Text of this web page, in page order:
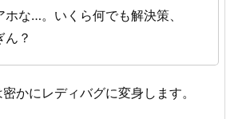
ホな…。いくら何でも解決策、
ん？
かにレディバグに変身します。